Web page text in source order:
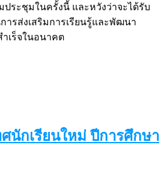
ระชุมในครั้งนี้ และหวังว่าจะได้รับ
รส่งเสริมการเรียนรู้และพัฒนา
เร็จในอนาคต
นักเรียนใหม่ ปีการศึกษา